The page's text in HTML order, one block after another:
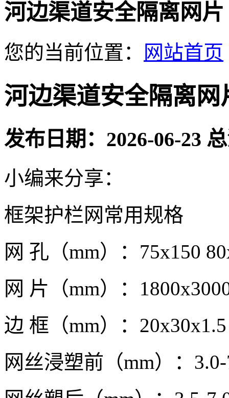
河边渠道安全隔离网片
您的当前位置： 网站首页
河边渠道安全隔离网
发布日期：2026-06-23
小编来分享：
框架护栏网常用规格
网 孔（mm）：75x150
网 片（mm）：
边 框（mm）：
网丝浸塑前（mm）：